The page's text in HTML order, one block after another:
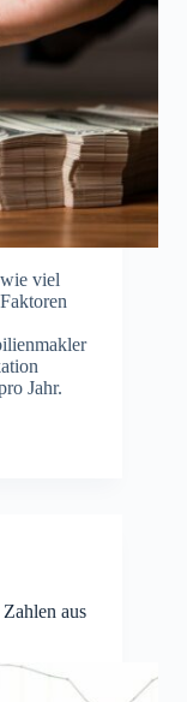
viel
Jahr.
aus